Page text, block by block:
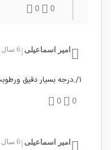
0
0
امیر اسماعیلی 6 سال پیش
۱/.درجه بسیار دقیق ورطوبت سنج دقیق
0
0
امیر اسماعیلی 6 سال پیش